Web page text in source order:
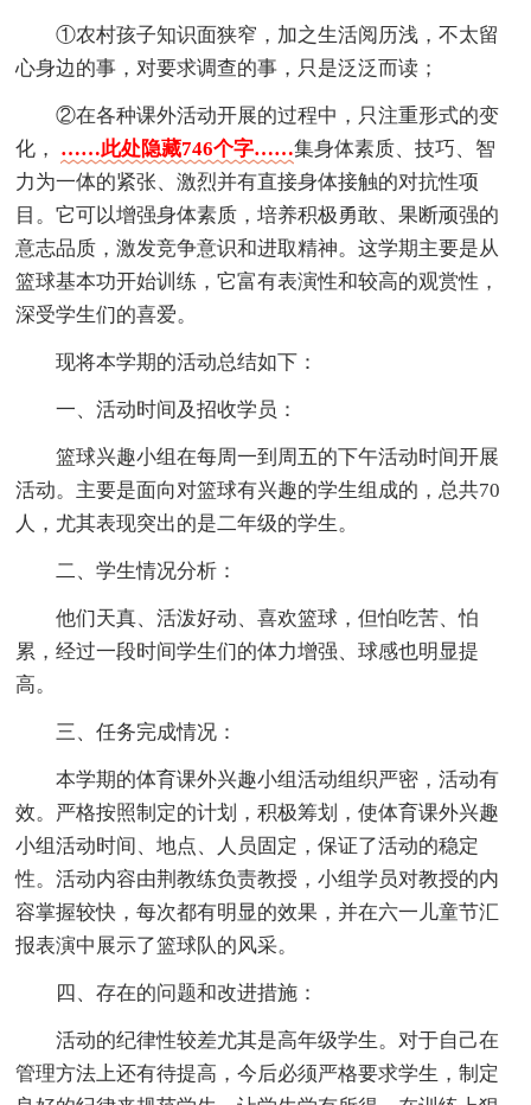
①农村孩子知识面狭窄，加之生活阅历浅，不太留
心身边的事，对要求调查的事，只是泛泛而读；
②在各种课外活动开展的过程中，只注重形式的变
化， ……此处隐藏746个字……集身体素质、技巧、智
力为一体的紧张、激烈并有直接身体接触的对抗性项
目。它可以增强身体素质，培养积极勇敢、果断顽强的
意志品质，激发竞争意识和进取精神。这学期主要是从
篮球基本功开始训练，它富有表演性和较高的观赏性，
深受学生们的喜爱。
现将本学期的活动总结如下：
一、活动时间及招收学员：
篮球兴趣小组在每周一到周五的下午活动时间开展
活动。主要是面向对篮球有兴趣的学生组成的，总共70
人，尤其表现突出的是二年级的学生。
二、学生情况分析：
他们天真、活泼好动、喜欢篮球，但怕吃苦、怕
累，经过一段时间学生们的体力增强、球感也明显提
高。
三、任务完成情况：
本学期的体育课外兴趣小组活动组织严密，活动有
效。严格按照制定的计划，积极筹划，使体育课外兴趣
小组活动时间、地点、人员固定，保证了活动的稳定
性。活动内容由荆教练负责教授，小组学员对教授的内
容掌握较快，每次都有明显的效果，并在六一儿童节汇
报表演中展示了篮球队的风采。
四、存在的问题和改进措施：
活动的纪律性较差尤其是高年级学生。对于自己在
管理方法上还有待提高，今后必须严格要求学生，制定